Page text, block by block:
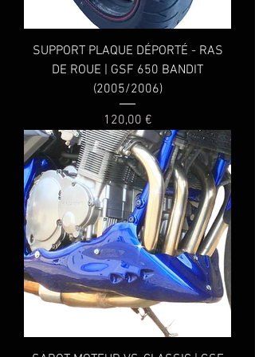
SUPPORT PLAQUE DÉPORTÉ - RAS
DE ROUE | GSF 650 BANDIT
(2005/2006)
Prix
120,00 €